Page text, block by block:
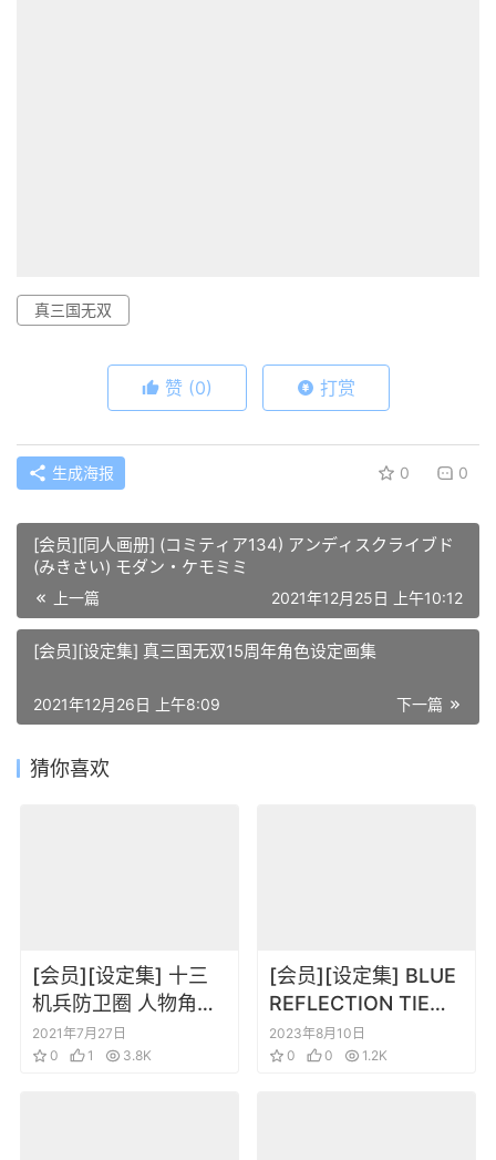
真三国无双
赞 (0) 打赏
生成海报 0 0
[会员][同人画册] (コミティア134) アンディスクライブド
(みきさい) モダン・ケモミミ
上一篇 2021年12月25日 上午10:12
[会员][设定集] 真三国无双15周年角色设定画集
下一篇
2021年12月26日 上午8:09
猜你喜欢
[会员][设定集] 十三
机兵防卫圈 人物角色
设定集+脚本集
2021年7月27日
0
1 3.8K
[会员][设定集] BLUE
REFLECTION TIE帝
公式ビジュアルコレ
クション
2023年8月10日
0
0 1.2K